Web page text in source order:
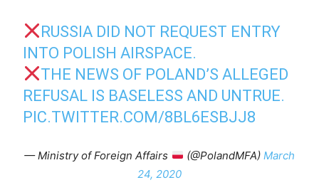
RUSSIA DID NOT REQUEST ENTRY
INTO POLISH AIRSPACE.
THE NEWS OF POLAND’S ALLEGED
REFUSAL IS BASELESS AND UNTRUE.
PIC.TWITTER.COM/8BL6ESBJJ8
— Ministry of Foreign Affairs (@PolandMFA) March
24, 2020